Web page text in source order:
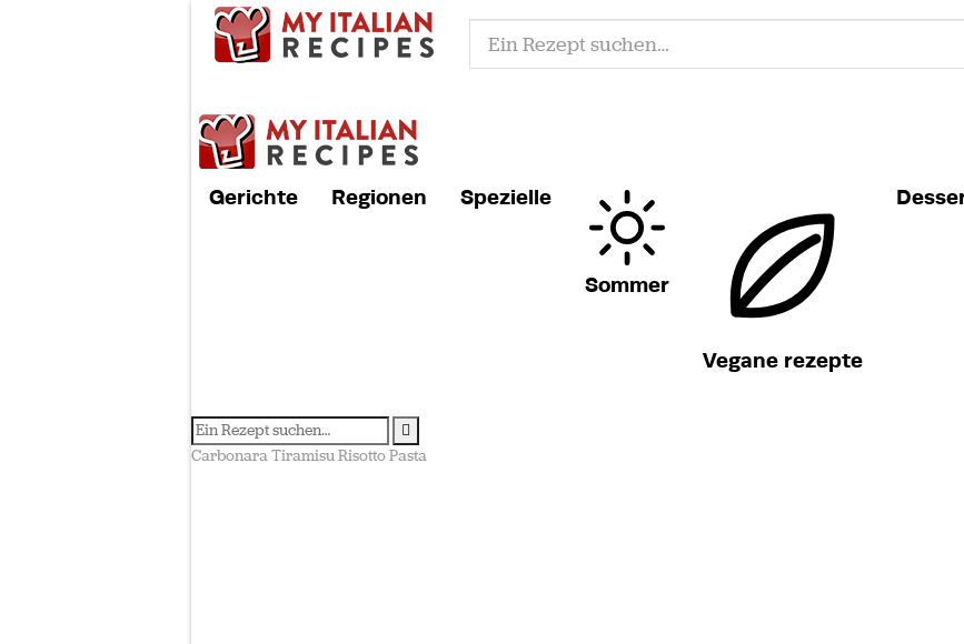
Gerichte Regionen Spezielle
Sommer
Vegane rezepte
CarbonaraTiramisuRisottoPasta